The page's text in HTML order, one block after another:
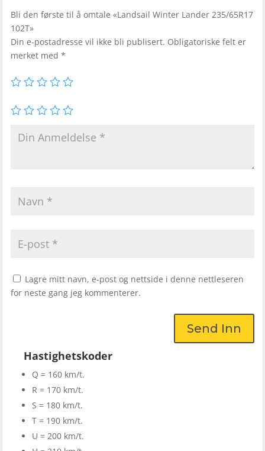
Bli den første til å omtale «Landsail Winter Lander 235/65R17
102T»
Din e-postadresse vil ikke bli publisert. Obligatoriske felt er
merket med *
Lagre mitt navn, e-post og nettside i denne nettleseren
for neste gang jeg kommenterer.
Send Inn
Hastighetskoder
Q = 160 km/t.
R = 170 km/t.
S = 180 km/t.
T = 190 km/t.
U = 200 km/t.